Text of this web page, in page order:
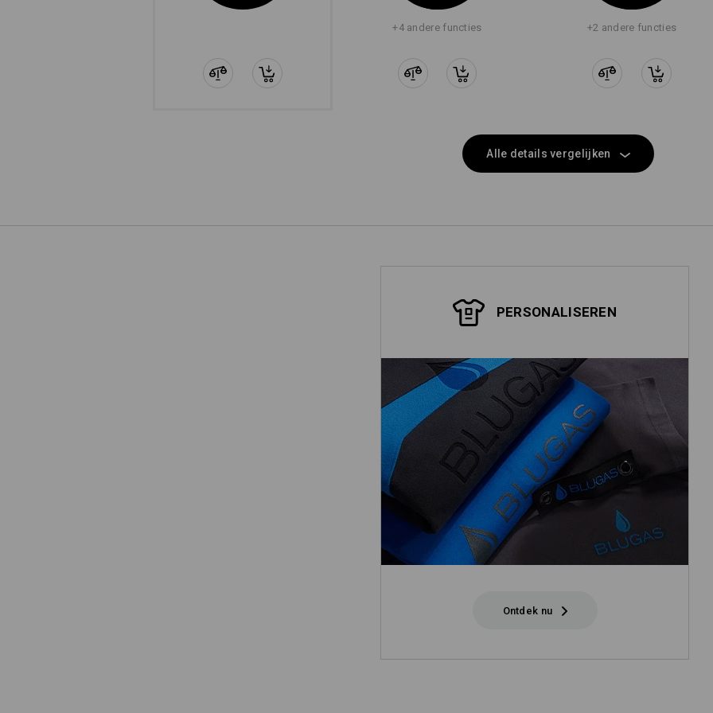
+4 andere functies +2 andere functies
Alle details vergelijken
PERSONALISEREN
Ontdek nu